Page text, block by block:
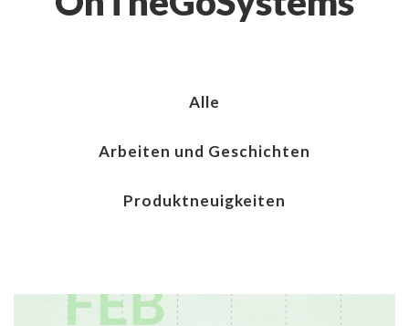
Alle
Arbeiten und Geschichten
Produktneuigkeiten